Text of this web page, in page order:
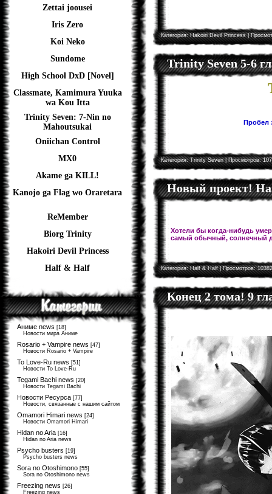
Zettai joousei
Iris Zero
Koi Neko
Sundome
High School DxD [Novel]
Classmate, Kamimura Yuuka
wa Kou Itta
Trinity Seven: 7-Nin no
Mahoutsukai
Oniichan Control
MX0
Akame ga KILL!
Kanojo ga Flag wo Oraretara
ReMember
Biorg Trinity
Hakoiri Devil Princess
Half & Half
Аниме news [18]
Новости мира Аниме
Rosario + Vampire news [47]
Новости Rosario + Vampire
To Love-Ru news [51]
Новости To Love-Ru
Tegami Bachi news [20]
Новости Tegami Bachi
Новости Ресурса [77]
Новости, связанные с нашим сайтом
Omamori Himari news [24]
Новости Omamori Himari
Hidan no Aria [16]
Hidan no Aria news
Psycho busters [19]
Psycho busters news
Sora no Otoshimono [55]
Sora no Otoshimono news
Freezing news [26]
Freezing news
Категория:Hakoiri Devil Princess|
Trinity Seven 5-6
Пробел
Категория:Trinity Seven| Просмотров:
Новый проект!
Хотели бы когда-нибудь
самый обычный, солнечный
Категория:Half & Half| Просмотров:
Конец 2 тома! 9